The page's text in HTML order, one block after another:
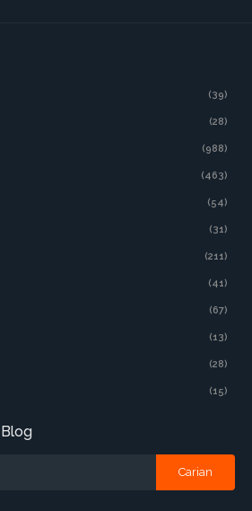
(39)
(28)
(988)
(463)
(54)
(31)
(211)
(41)
(67)
(13)
(28)
(15)